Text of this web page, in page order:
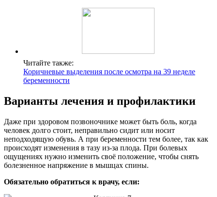
Читайте также:
Коричневые выделения после осмотра на 39 неделе
беременности
Варианты лечения и профилактики
Даже при здоровом позвоночнике может быть боль, когда
человек долго стоит, неправильно сидит или носит
неподходящую обувь. А при беременности тем более, так как
происходят изменения в тазу из-за плода. При болевых
ощущениях нужно изменить своё положение, чтобы снять
болезненное напряжение в мышцах спины.
Обязательно обратиться к врачу, если: